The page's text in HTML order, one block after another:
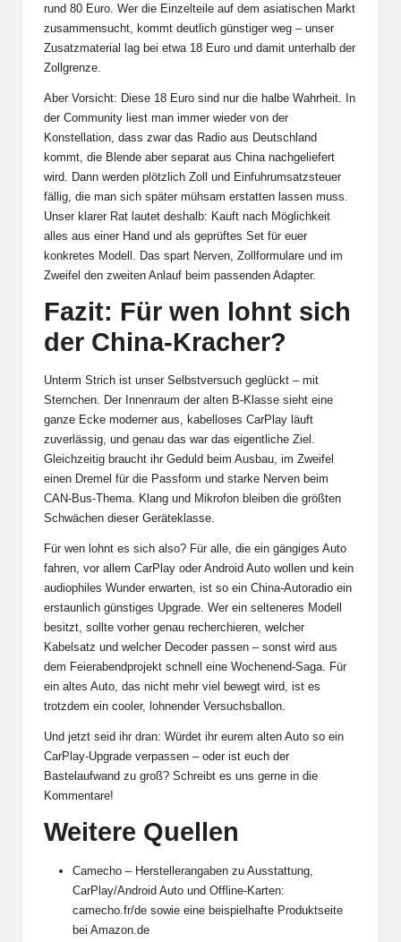
rund 80 Euro. Wer die Einzelteile auf dem asiatischen Markt
zusammensucht, kommt deutlich günstiger weg – unser
Zusatzmaterial lag bei etwa 18 Euro und damit unterhalb der
Zollgrenze.
Aber Vorsicht: Diese 18 Euro sind nur die halbe Wahrheit. In
der Community liest man immer wieder von der
Konstellation, dass zwar das Radio aus Deutschland
kommt, die Blende aber separat aus China nachgeliefert
wird. Dann werden plötzlich Zoll und Einfuhrumsatzsteuer
fällig, die man sich später mühsam erstatten lassen muss.
Unser klarer Rat lautet deshalb: Kauft nach Möglichkeit
alles aus einer Hand und als geprüftes Set für euer
konkretes Modell. Das spart Nerven, Zollformulare und im
Zweifel den zweiten Anlauf beim passenden Adapter.
Fazit: Für wen lohnt sich
der China-Kracher?
Unterm Strich ist unser Selbstversuch geglückt – mit
Sternchen. Der Innenraum der alten B-Klasse sieht eine
ganze Ecke moderner aus, kabelloses CarPlay läuft
zuverlässig, und genau das war das eigentliche Ziel.
Gleichzeitig braucht ihr Geduld beim Ausbau, im Zweifel
einen Dremel für die Passform und starke Nerven beim
CAN-Bus-Thema. Klang und Mikrofon bleiben die größten
Schwächen dieser Geräteklasse.
Für wen lohnt es sich also? Für alle, die ein gängiges Auto
fahren, vor allem CarPlay oder Android Auto wollen und kein
audiophiles Wunder erwarten, ist so ein China-Autoradio ein
erstaunlich günstiges Upgrade. Wer ein selteneres Modell
besitzt, sollte vorher genau recherchieren, welcher
Kabelsatz und welcher Decoder passen – sonst wird aus
dem Feierabendprojekt schnell eine Wochenend-Saga. Für
ein altes Auto, das nicht mehr viel bewegt wird, ist es
trotzdem ein cooler, lohnender Versuchsballon.
Und jetzt seid ihr dran: Würdet ihr eurem alten Auto so ein
CarPlay-Upgrade verpassen – oder ist euch der
Bastelaufwand zu groß? Schreibt es uns gerne in die
Kommentare!
Weitere Quellen
Camecho – Herstellerangaben zu Ausstattung,
CarPlay/Android Auto und Offline-Karten:
camecho.fr/de sowie eine beispielhafte Produktseite
bei Amazon.de